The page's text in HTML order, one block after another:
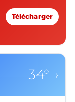
Télécharger
34° ›